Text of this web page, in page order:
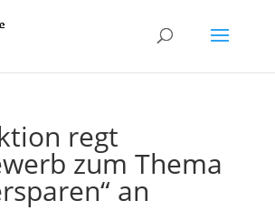
regt
zum Thema
an